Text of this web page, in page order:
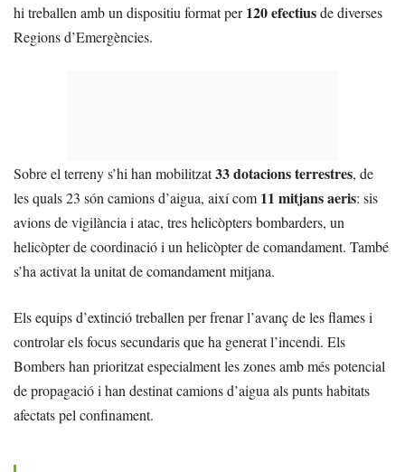
hi treballen amb un dispositiu format per120 efectiusde diverses
Regions d’Emergències.
Sobre el terreny s’hi han mobilitzat33 dotacions terrestres, de
les quals 23 són camions d’aigua, així com 11 mitjans aeris: sis
avions de vigilància i atac, tres helicòpters bombarders, un
helicòpter de coordinació i un helicòpter de comandament. També
s’ha activat la unitat de comandament mitjana.
Els equips d’extinció treballen per frenar l’avanç de les flames i
controlar els focus secundaris que ha generat l’incendi. Els
Bombers han prioritzat especialment les zones amb més potencial
de propagació i han destinat camions d’aigua als punts habitats
afectats pel confinament.